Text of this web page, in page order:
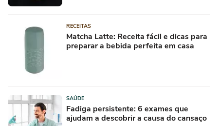
RECEITAS
Matcha Latte: Receita fácil e dicas para
preparar a bebida perfeita em casa
SAÚDE
Fadiga persistente: 6 exames que
ajudam a descobrir a causa do cansaço